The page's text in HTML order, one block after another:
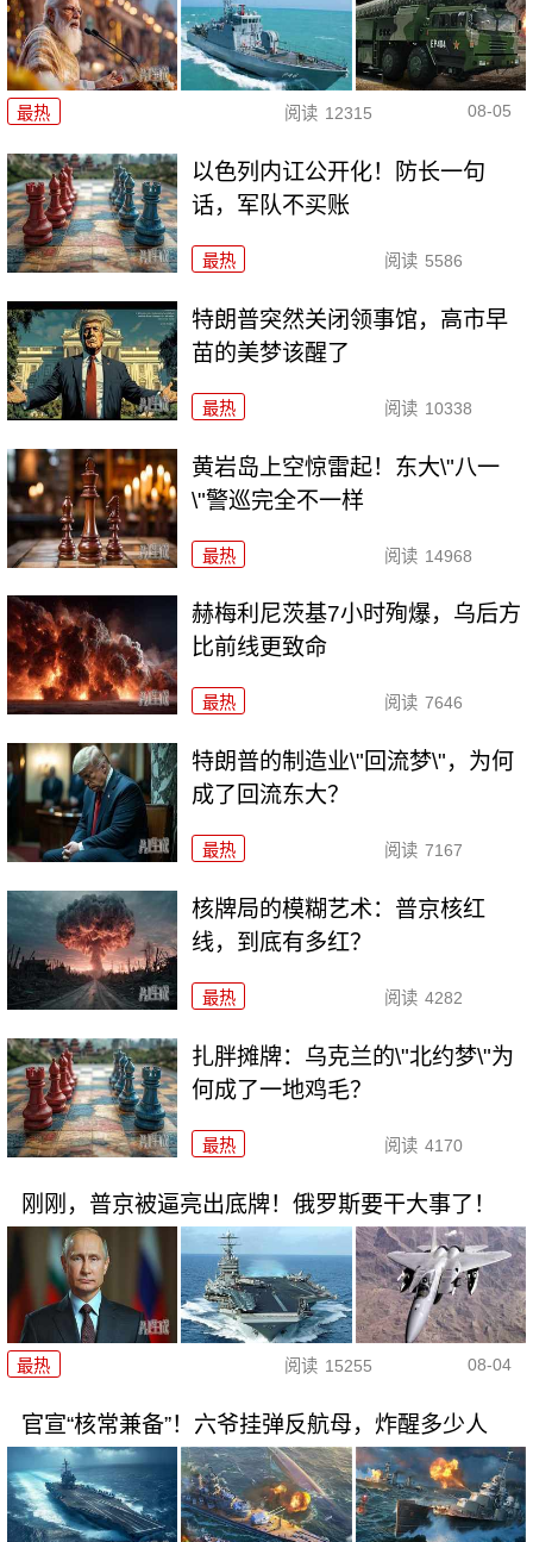
最热 阅读 12315 08-05
以色列内讧公开化！防长一句
话，军队不买账
最热 阅读 5586
特朗普突然关闭领事馆，高市早
苗的美梦该醒了
最热 阅读 10338
黄岩岛上空惊雷起！东大\"八一
\"警巡完全不一样
最热 阅读 14968
赫梅利尼茨基7小时殉爆，乌后方
比前线更致命
最热 阅读 7646
特朗普的制造业\"回流梦\"，为何
成了回流东大？
最热 阅读 7167
核牌局的模糊艺术：普京核红
线，到底有多红？
最热 阅读 4282
扎胖摊牌：乌克兰的\"北约梦\"为
何成了一地鸡毛？
最热 阅读 4170
刚刚，普京被逼亮出底牌！俄罗斯要干大事了！
最热 阅读 15255 08-04
官宣“核常兼备”！六爷挂弹反航母，炸醒多少人